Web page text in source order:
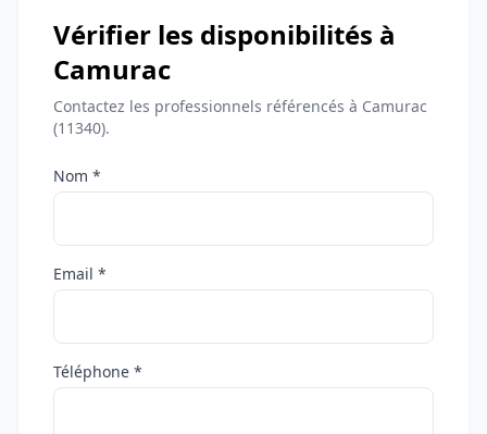
Vérifier les disponibilités à
Camurac
Contactez les professionnels référencés à Camurac
(11340).
Nom *
Email *
Téléphone *